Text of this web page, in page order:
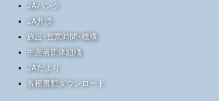
JAバンク
JA共済
施設･営業時間･機構
生産者団体組織
JAだより
各種書類ダウンロード